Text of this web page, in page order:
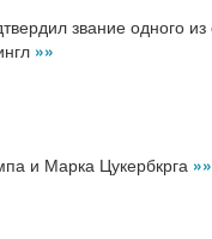
звание одного
»»
и Марка Цукербкрга »»